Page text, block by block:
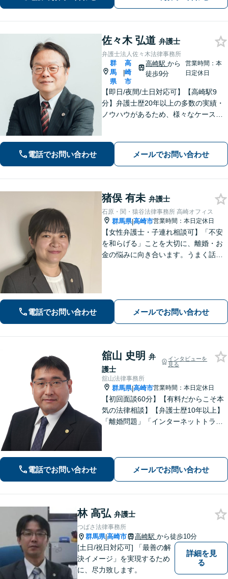
佐々木 弘道 弁護士
弁護士法人佐々木法律事務所
群
馬
県
|
高
崎
市
高崎駅から
徒歩9分
営業時間：本
日定休日
【即日/夜間/土日対応可】【高崎駅9
分】弁護士歴20年以上の多数の実績・
ノウハウがあるため、様々なケースで
験・ノウハウを活かして共同して取り
組んでいきます。
電話でお問い合わせ メールでお問い合わせ
猪俣 有未 弁護士
石原・関・猿谷法律事務所 高崎オフィス
群馬県|高崎市営業時間：本日定休日
【女性弁護士・子連れ相談可】「不安
を和らげる」ことを大切に、離婚・お
金の悩みに向き合います。うまく話せ
電話でお問い合わせ メールでお問い合わせ
舘山 史明 弁
護士
インタビューを
見る
舘山法律事務所
群馬県|高崎市営業時間：本日定休日
【初回面談60分】【有料だからこそ本
気の法律相談】【弁護士歴10年以上】
「離婚問題」「インターネットトラブ
を展開します【高崎駅徒歩15分】
電話でお問い合わせ メールでお問い合わせ
林 高弘 弁護士
つばさ法律事務所
群馬県|高崎市 高崎駅 から徒歩10分
[土日/祝日対応可] 「最善の解
決イメージ」を実現するため
に、尽力致します。
詳細を見
る